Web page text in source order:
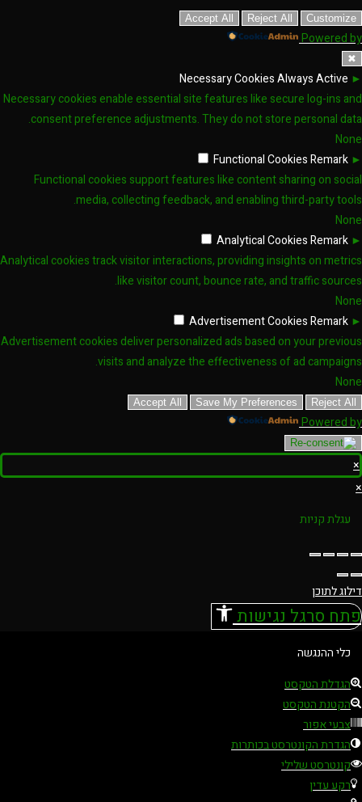
Customize
Reject All
Accept All
Powered by
✖
►
Necessary CookiesAlways Active
Necessary cookies enable essential site features like secure log-ins and
consent preference adjustments. They do not store personal data.
None
►
Functional CookiesRemark
Functional cookies support features like content sharing on social
media, collecting feedback, and enabling third-party tools.
None
►
Analytical CookiesRemark
Analytical cookies track visitor interactions, providing insights on metrics
like visitor count, bounce rate, and traffic sources.
None
►
Advertisement CookiesRemark
Advertisement cookies deliver personalized ads based on your previous
visits and analyze the effectiveness of ad campaigns.
None
Reject All
Save My Preferences
Accept All
Powered by
×
×
עגלת קניות
דילוג לתוכן
פתח סרגל נגישות
כלי ההנגשה
הגדלת הטקסט
הקטנת הטקסט
צבעי אפור
הגדרת הקונטרסט בכותרות
קונטרסט שלילי
רקע עדין